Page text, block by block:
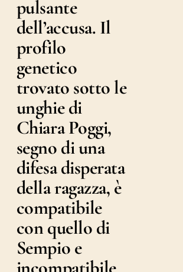
pulsante
dell’accusa. Il
profilo
genetico
trovato sotto le
unghie di
Chiara Poggi,
segno di una
difesa disperata
della ragazza, è
compatibile
con quello di
Sempio e
incompatibile